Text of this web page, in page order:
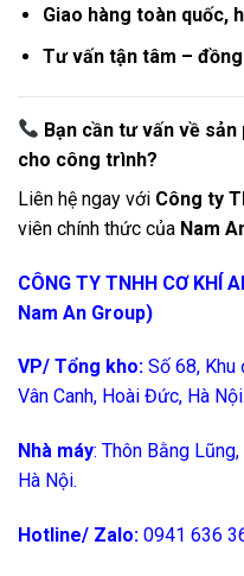
Giao hàng toàn quốc,
Tư vấn tận tâm –
Bạn cần tư vấn về
cho công trình?
Liên hệ ngay với Công ty
viên chính thức của Nam
CÔNG TY TNHH CƠ KHÍ
Nam An Group)
VP/ Tổng kho: Số 68, Khu
Vân Canh, Hoài Đức, Hà Nội.
Nhà máy: Thôn Bằng
Hà Nội.
Hotline/ Zalo: 0941 636